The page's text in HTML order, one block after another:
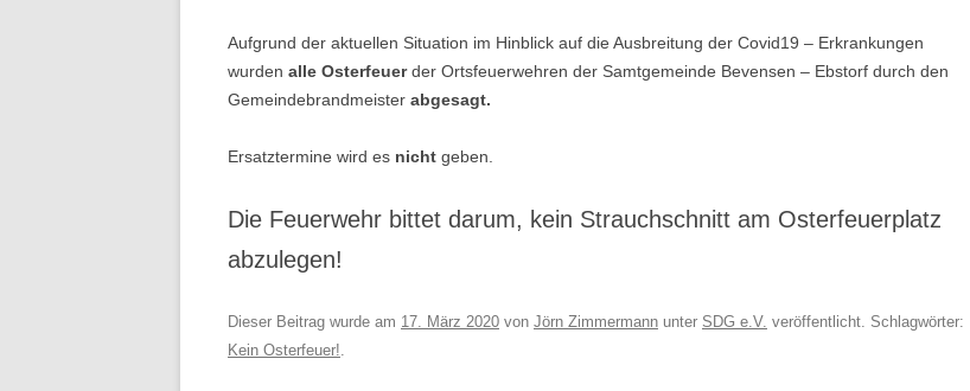
Aufgrund der aktuellen Situation im Hinblick auf die Ausbreitung der Covid19 – Erkrankungen
wurden alle Osterfeuerder Ortsfeuerwehren der Samtgemeinde Bevensen – Ebstorf durch den
Gemeindebrandmeister abgesagt.
Ersatztermine wird es nicht geben.
Die Feuerwehr bittet darum, kein Strauchschnitt am Osterfeuerplatz
abzulegen!
Dieser Beitrag wurde am 17. März 2020 von Jörn Zimmermann unter SDG e.V. veröffentlicht. Schlagwörter:
Kein Osterfeuer!.